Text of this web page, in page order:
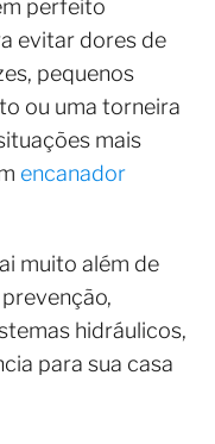
perfeito
evitar dores de
pequenos
ou uma torneira
mais
encanador
muito além de
hidráulicos,
para sua casa